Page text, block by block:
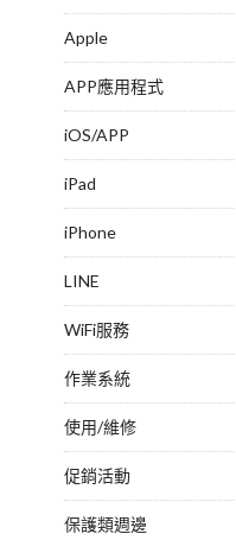
Apple
APP應用程式
iOS/APP
iPad
iPhone
LINE
WiFi服務
作業系統
使用/維修
促銷活動
保護類週邊